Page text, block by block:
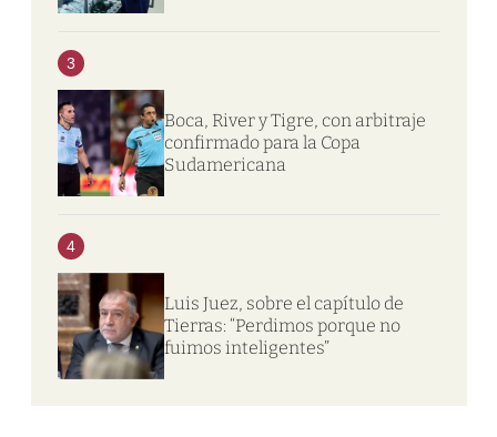
3
Boca, River y Tigre, con arbitraje
confirmado para la Copa
Sudamericana
4
Luis Juez, sobre el capítulo de
Tierras: “Perdimos porque no
fuimos inteligentes”